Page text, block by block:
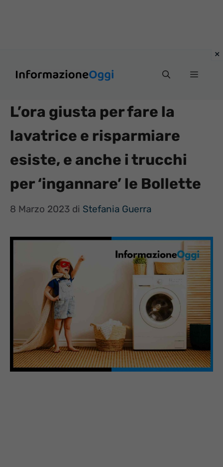
Menu
L’ora giusta per fare la
lavatrice e risparmiare
esiste, e anche i trucchi
per ‘ingannare’ le Bollette
8 Marzo 2023 di Stefania Guerra